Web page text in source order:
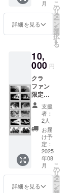
（メー
ル便 ）
の元に
なった
動物写
真の2枚
ザラ
シ・ト
ラ・キ
リン・
ワオキ
ツネザ
ル・リ
スザ
ル）10
枚 ・10
× 14.8
cm ・半
光沢の
写真用
紙 ・送
料込み
（メー
月
詳細を見る
こ
の
リ
タ
ー
ン
を
選
択
す
る
10,
000 円
クラ
ファン
限定・
出展作
品のサ
イン入
りポス
トカー
ド（出
展作品
と作品
の元に
なった
動物写
支援
者：
2人
お届
け予
定：
2025
年08
月
詳細を見る
こ
の
リ
タ
ー
ン
を